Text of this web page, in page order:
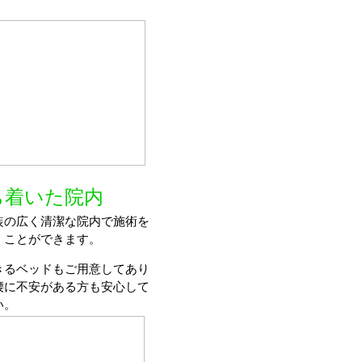
いた院内
広く清潔な院内で施術を
とができます。
ベッドもご用意してあり
不安がある方も安心して